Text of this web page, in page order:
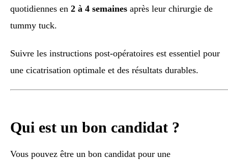
quotidiennes en 2 à 4 semaines après leur chirurgie de
tummy tuck.
Suivre les instructions post-opératoires est essentiel pour
une cicatrisation optimale et des résultats durables.
Qui est un bon candidat ?
Vous pouvez être un bon candidat pour une